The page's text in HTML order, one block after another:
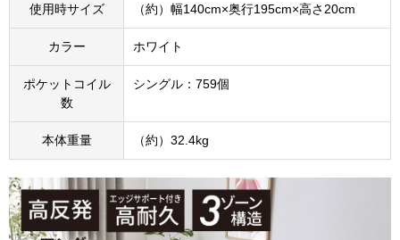
使用時サイズ （約）幅140cm×奥行195cm×高さ20cm
カラー ホワイト
ポケットコイル
数
シングル：759個
本体重量 （約）32.4kg